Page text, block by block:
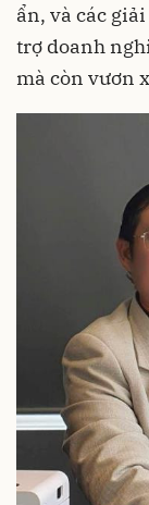
ẩn, và các
trợ doanh
mà còn vươn